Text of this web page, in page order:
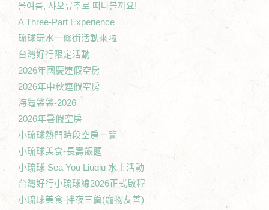
올여름, 샤오류추로 떠나볼까요!
A Three-Part Experience
琉球玩水一條街活動來啦
台灣好行限定活動
2026年國慶連假空房
2026年中秋連假空房
海龜袋袋-2026
2026年暑假空房
小琉球熱門時段空房一覽
小琉球美食-長壽飯麵
小琉球 Sea You Liuqiu 水上活動
台灣好行小琉球線2026正式啟程
小琉球美食-拌夜三羹(寵物友善)